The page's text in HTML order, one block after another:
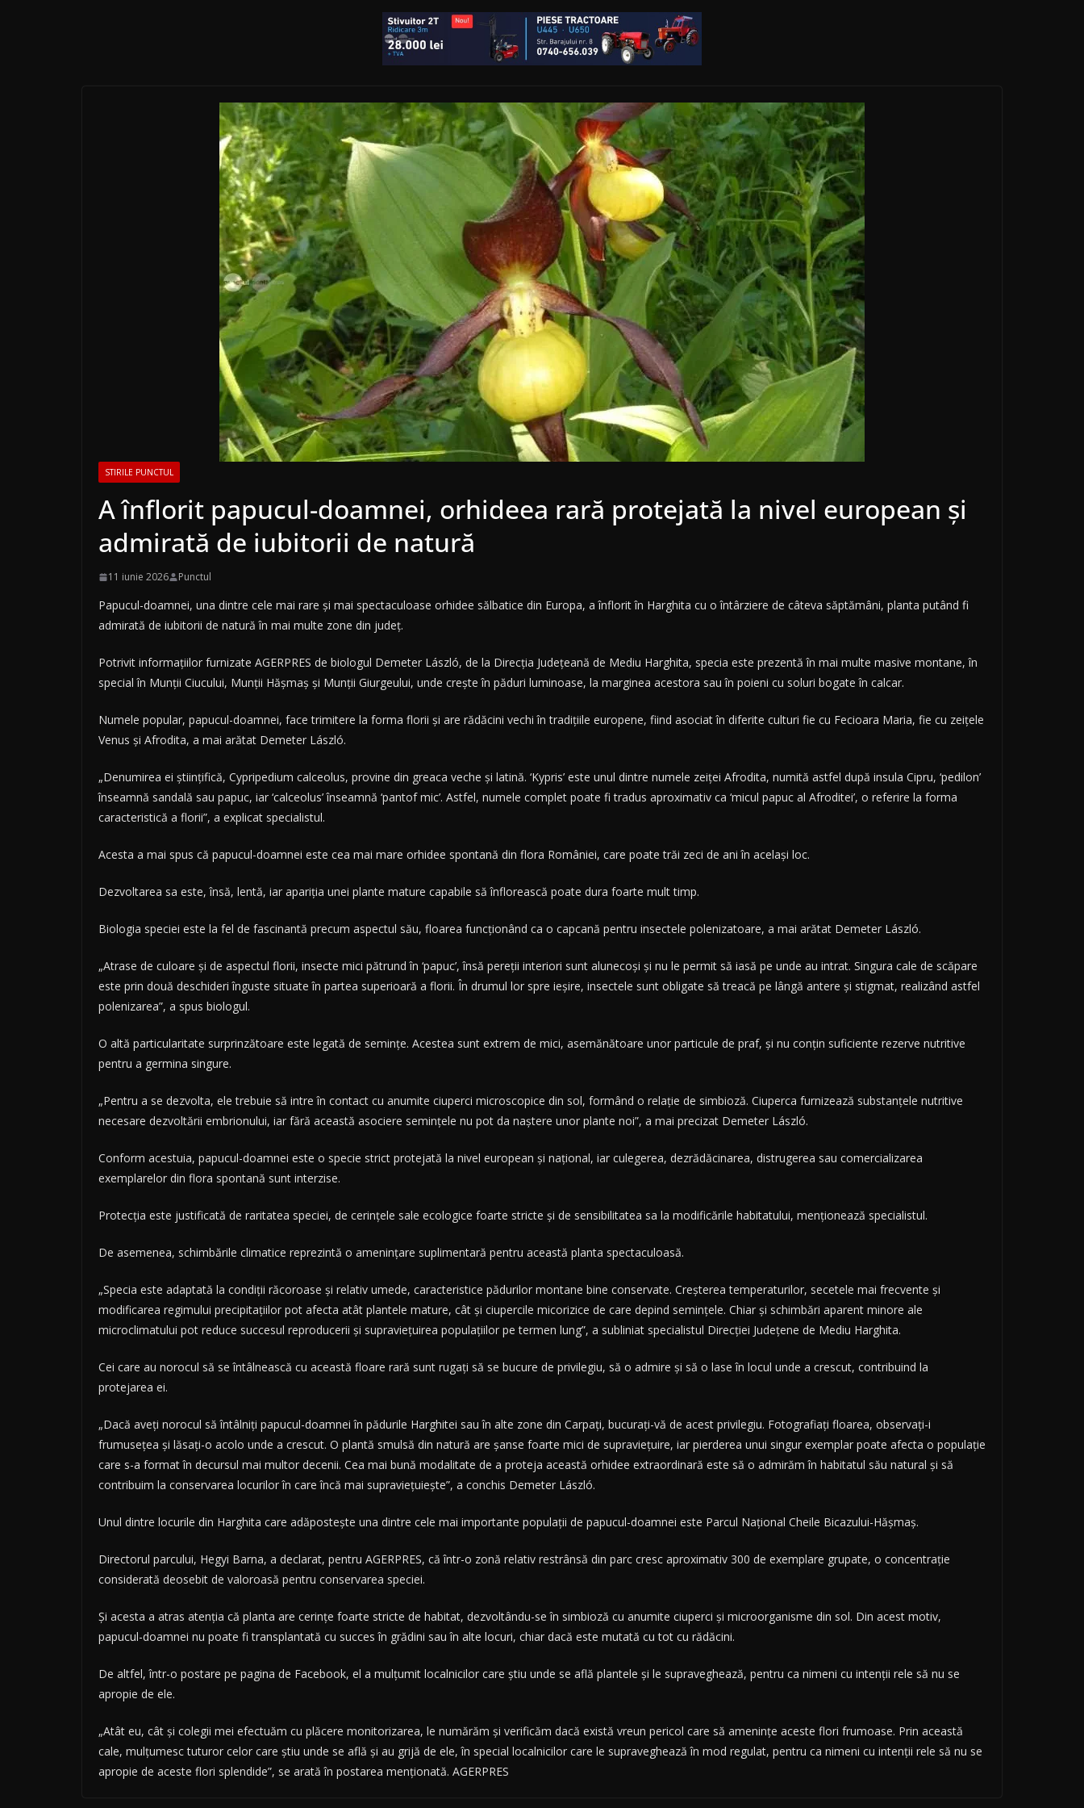
STIRILE PUNCTUL
A înflorit papucul-doamnei, orhideea rară protejată la nivel european şi
admirată de iubitorii de natură
11 iunie 2026 Punctul
Papucul-doamnei, una dintre cele mai rare şi mai spectaculoase orhidee sălbatice din Europa, a înflorit în Harghita cu o întârziere de câteva săptămâni, planta putând fi
admirată de iubitorii de natură în mai multe zone din judeţ.
Potrivit informaţiilor furnizate AGERPRES de biologul Demeter László, de la Direcţia Judeţeană de Mediu Harghita, specia este prezentă în mai multe masive montane, în
special în Munţii Ciucului, Munţii Hăşmaş şi Munţii Giurgeului, unde creşte în păduri luminoase, la marginea acestora sau în poieni cu soluri bogate în calcar.
Numele popular, papucul-doamnei, face trimitere la forma florii şi are rădăcini vechi în tradiţiile europene, fiind asociat în diferite culturi fie cu Fecioara Maria, fie cu zeiţele
Venus şi Afrodita, a mai arătat Demeter László.
„Denumirea ei ştiinţifică, Cypripedium calceolus, provine din greaca veche şi latină. ‘Kypris’ este unul dintre numele zeiţei Afrodita, numită astfel după insula Cipru, ‘pedilon’
înseamnă sandală sau papuc, iar ‘calceolus’ înseamnă ‘pantof mic’. Astfel, numele complet poate fi tradus aproximativ ca ‘micul papuc al Afroditei’, o referire la forma
caracteristică a florii”, a explicat specialistul.
Acesta a mai spus că papucul-doamnei este cea mai mare orhidee spontană din flora României, care poate trăi zeci de ani în acelaşi loc.
Dezvoltarea sa este, însă, lentă, iar apariţia unei plante mature capabile să înflorească poate dura foarte mult timp.
Biologia speciei este la fel de fascinantă precum aspectul său, floarea funcţionând ca o capcană pentru insectele polenizatoare, a mai arătat Demeter László.
„Atrase de culoare şi de aspectul florii, insecte mici pătrund în ‘papuc’, însă pereţii interiori sunt alunecoşi şi nu le permit să iasă pe unde au intrat. Singura cale de scăpare
este prin două deschideri înguste situate în partea superioară a florii. În drumul lor spre ieşire, insectele sunt obligate să treacă pe lângă antere şi stigmat, realizând astfel
polenizarea”, a spus biologul.
O altă particularitate surprinzătoare este legată de seminţe. Acestea sunt extrem de mici, asemănătoare unor particule de praf, şi nu conţin suficiente rezerve nutritive
pentru a germina singure.
„Pentru a se dezvolta, ele trebuie să intre în contact cu anumite ciuperci microscopice din sol, formând o relaţie de simbioză. Ciuperca furnizează substanţele nutritive
necesare dezvoltării embrionului, iar fără această asociere seminţele nu pot da naştere unor plante noi”, a mai precizat Demeter László.
Conform acestuia, papucul-doamnei este o specie strict protejată la nivel european şi naţional, iar culegerea, dezrădăcinarea, distrugerea sau comercializarea
exemplarelor din flora spontană sunt interzise.
Protecţia este justificată de raritatea speciei, de cerinţele sale ecologice foarte stricte şi de sensibilitatea sa la modificările habitatului, menţionează specialistul.
De asemenea, schimbările climatice reprezintă o ameninţare suplimentară pentru această planta spectaculoasă.
„Specia este adaptată la condiţii răcoroase şi relativ umede, caracteristice pădurilor montane bine conservate. Creşterea temperaturilor, secetele mai frecvente şi
modificarea regimului precipitaţiilor pot afecta atât plantele mature, cât şi ciupercile micorizice de care depind seminţele. Chiar şi schimbări aparent minore ale
microclimatului pot reduce succesul reproducerii şi supravieţuirea populaţiilor pe termen lung”, a subliniat specialistul Direcţiei Judeţene de Mediu Harghita.
Cei care au norocul să se întâlnească cu această floare rară sunt rugaţi să se bucure de privilegiu, să o admire şi să o lase în locul unde a crescut, contribuind la
protejarea ei.
„Dacă aveţi norocul să întâlniţi papucul-doamnei în pădurile Harghitei sau în alte zone din Carpaţi, bucuraţi-vă de acest privilegiu. Fotografiaţi floarea, observaţi-i
frumuseţea şi lăsaţi-o acolo unde a crescut. O plantă smulsă din natură are şanse foarte mici de supravieţuire, iar pierderea unui singur exemplar poate afecta o populaţie
care s-a format în decursul mai multor decenii. Cea mai bună modalitate de a proteja această orhidee extraordinară este să o admirăm în habitatul său natural şi să
contribuim la conservarea locurilor în care încă mai supravieţuieşte”, a conchis Demeter László.
Unul dintre locurile din Harghita care adăposteşte una dintre cele mai importante populaţii de papucul-doamnei este Parcul Naţional Cheile Bicazului-Hăşmaş.
Directorul parcului, Hegyi Barna, a declarat, pentru AGERPRES, că într-o zonă relativ restrânsă din parc cresc aproximativ 300 de exemplare grupate, o concentraţie
considerată deosebit de valoroasă pentru conservarea speciei.
Şi acesta a atras atenţia că planta are cerinţe foarte stricte de habitat, dezvoltându-se în simbioză cu anumite ciuperci şi microorganisme din sol. Din acest motiv,
papucul-doamnei nu poate fi transplantată cu succes în grădini sau în alte locuri, chiar dacă este mutată cu tot cu rădăcini.
De altfel, într-o postare pe pagina de Facebook, el a mulţumit localnicilor care ştiu unde se află plantele şi le supraveghează, pentru ca nimeni cu intenţii rele să nu se
apropie de ele.
„Atât eu, cât şi colegii mei efectuăm cu plăcere monitorizarea, le numărăm şi verificăm dacă există vreun pericol care să ameninţe aceste flori frumoase. Prin această
cale, mulţumesc tuturor celor care ştiu unde se află şi au grijă de ele, în special localnicilor care le supraveghează în mod regulat, pentru ca nimeni cu intenţii rele să nu se
apropie de aceste flori splendide”, se arată în postarea menţionată. AGERPRES